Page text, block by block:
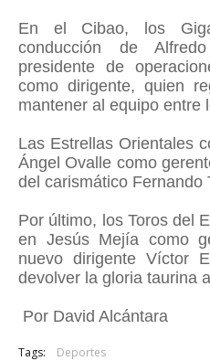
En el Cibao, los
conducción de
presidente de
como dirigente, quien
mantener al equipo entre
Las Estrellas Orientales
Ángel Ovalle como
del carismático Fernando
Por último, los Toros del
en Jesús Mejía como
nuevo dirigente Víctor
devolver la gloria taurina
Por David Alcántara
Tags: Deportes